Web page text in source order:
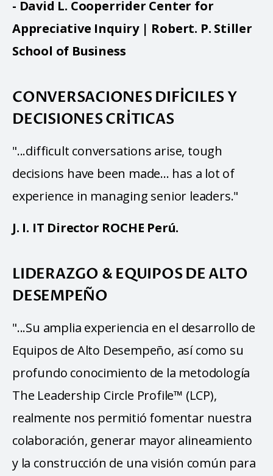
- David L. Cooperrider Center for
Appreciative Inquiry | Robert. P. Stiller
School of Business
CONVERSACIONES DIFÍCILES Y
DECISIONES CRÍTICAS
"...difficult conversations arise, tough
decisions have been made... has a lot of
experience in managing senior leaders."
J. I. IT Director ROCHE Perú.
LIDERAZGO & EQUIPOS DE ALTO
DESEMPEÑO
"...Su amplia experiencia en el desarrollo de
Equipos de Alto Desempeño, así como su
profundo conocimiento de la metodología
The Leadership Circle Profile™ (LCP),
realmente nos permitió fomentar nuestra
colaboración, generar mayor alineamiento
y la construcción de una visión común para